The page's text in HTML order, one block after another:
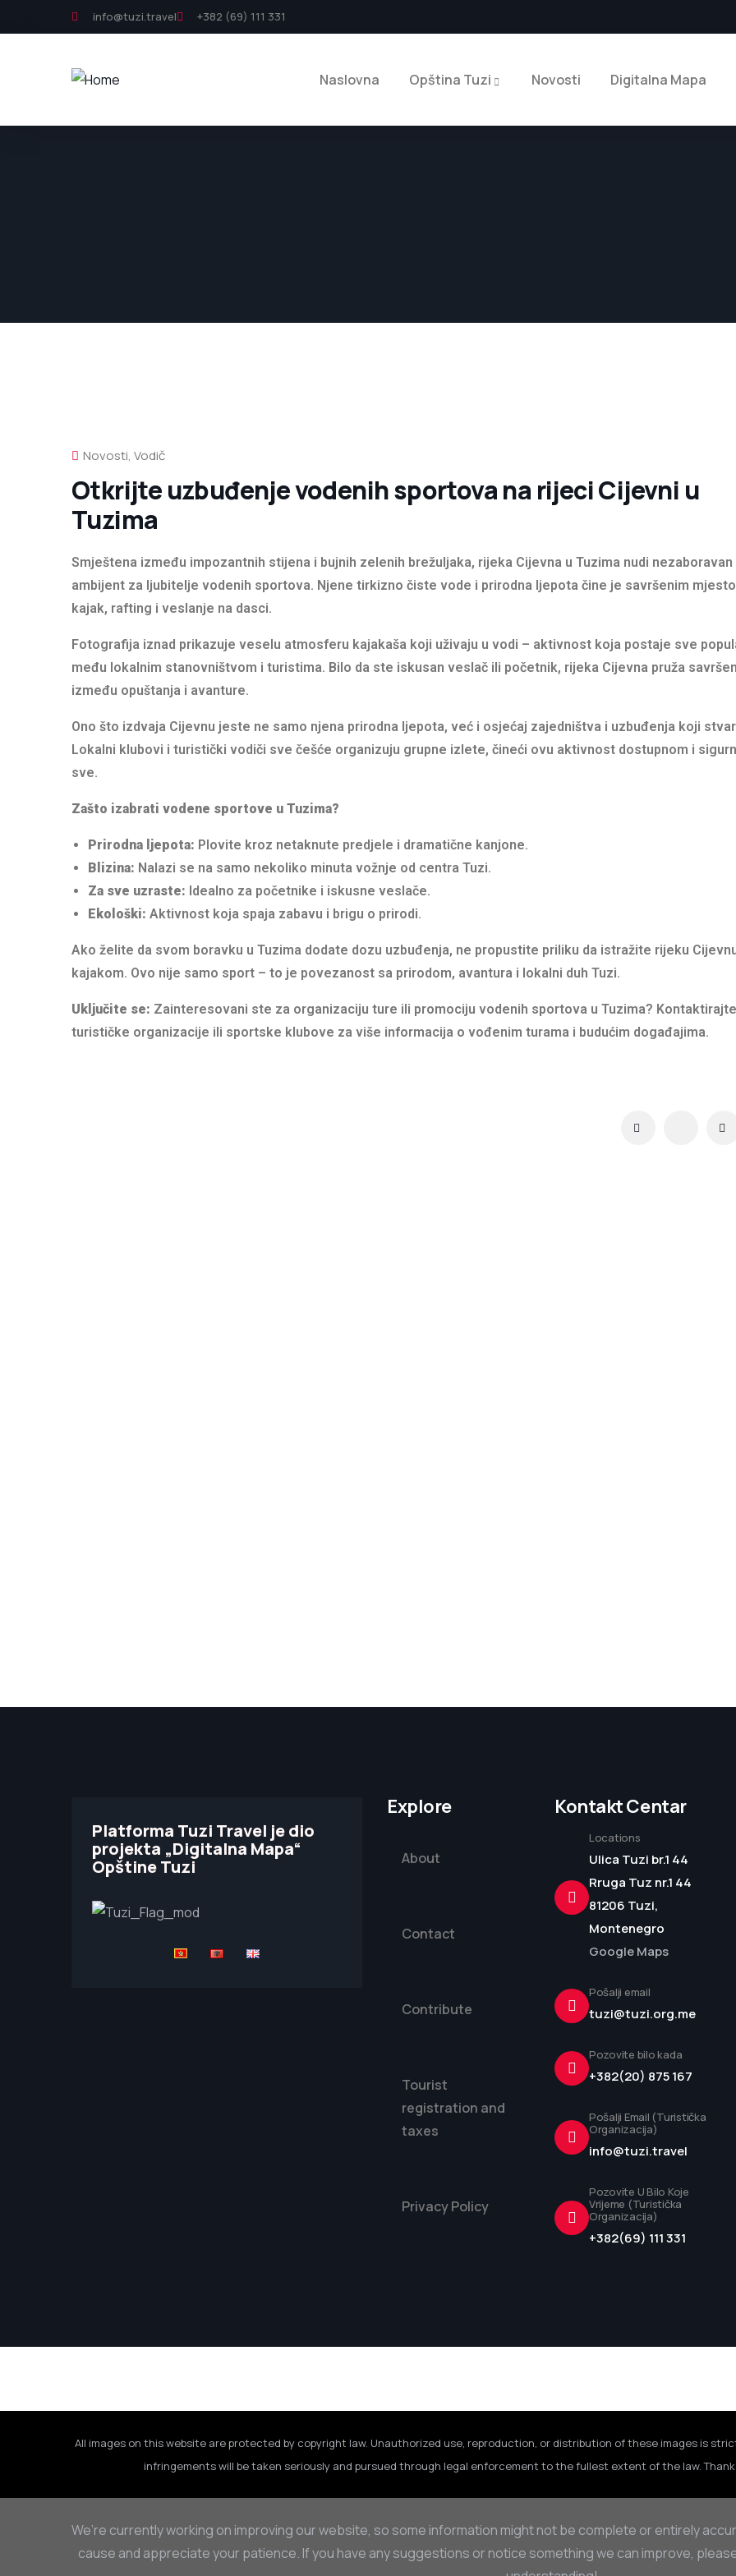
info@tuzi.travel +382 (69) 111 331
Naslovna Opština Tuzi Novosti Digitalna Mapa
Novosti, Vodič
Otkrijte uzbuđenje vodenih sportova na rijeci Cijevni u
Tuzima
Smještena između impozantnih stijena i bujnih zelenih brežuljaka, rijeka Cijevna u Tuzima nudi nezaboravan
ambijent za ljubitelje vodenih sportova. Njene tirkizno čiste vode i prirodna ljepota čine je savršenim
kajak, rafting i veslanje na dasci.
Fotografija iznad prikazuje veselu atmosferu kajakaša koji uživaju u vodi – aktivnost koja postaje sve
među lokalnim stanovništvom i turistima. Bilo da ste iskusan veslač ili početnik, rijeka Cijevna pruža
između opuštanja i avanture.
Ono što izdvaja Cijevnu jeste ne samo njena prirodna ljepota, već i osjećaj zajedništva i uzbuđenja koji
Lokalni klubovi i turistički vodiči sve češće organizuju grupne izlete, čineći ovu aktivnost dostupnom i
sve.
Zašto izabrati vodene sportove u Tuzima?
Prirodna ljepota: Plovite kroz netaknute predjele i dramatične kanjone.
Blizina: Nalazi se na samo nekoliko minuta vožnje od centra Tuzi.
Za sve uzraste: Idealno za početnike i iskusne veslače.
Ekološki: Aktivnost koja spaja zabavu i brigu o prirodi.
Ako želite da svom boravku u Tuzima dodate dozu uzbuđenja, ne propustite priliku da istražite rijeku
kajakom. Ovo nije samo sport – to je povezanost sa prirodom, avantura i lokalni duh Tuzi.
Uključite se: Zainteresovani ste za organizaciju ture ili promociju vodenih sportova u Tuzima?
turističke organizacije ili sportske klubove za više informacija o vođenim turama i budućim događajima.
Platforma Tuzi Travel je dio
projekta „Digitalna Mapa“
Opštine Tuzi
Explore
About
Contact
Contribute
Tourist
registration and
taxes
Privacy Policy
Kontakt Centar
Locations
Ulica Tuzi br.1 44
Rruga Tuz nr.1 44
81206 Tuzi,
Montenegro
Google Maps
Pošalji email
tuzi@tuzi.org.me
Pozovite bilo kada
+382(20) 875 167
Pošalji Email (Turistička
Organizacija)
info@tuzi.travel
Pozovite U Bilo Koje
Vrijeme (Turistička
Organizacija)
+382(69) 111 331
All images on this website are protected by copyright law. Unauthorized use, reproduction, or distribution of these images is
infringements will be taken seriously and pursued through legal enforcement to the fullest extent of the law.
We’re currently working on improving our website, so some information might not be complete or entirely
cause and appreciate your patience. If you have any suggestions or notice something we can improve,